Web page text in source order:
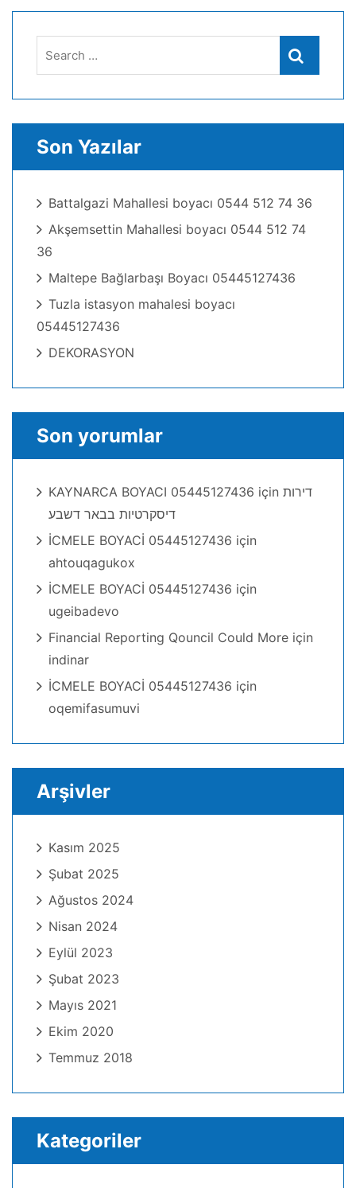
Search
Son Yazılar
Battalgazi Mahallesi boyacı 0544 512 74 36
Akşemsettin Mahallesi boyacı 0544 512 74
36
Maltepe Bağlarbaşı Boyacı 05445127436
Tuzla istasyon mahalesi boyacı
05445127436
DEKORASYON
Son yorumlar
KAYNARCA BOYACI 05445127436 için דירות
דיסקרטיות בבאר דשבע
İCMELE BOYACİ 05445127436 için
ahtouqagukox
İCMELE BOYACİ 05445127436 için
ugeibadevo
Financial Reporting Qouncil Could More için
indinar
İCMELE BOYACİ 05445127436 için
oqemifasumuvi
Arşivler
Kasım 2025
Şubat 2025
Ağustos 2024
Nisan 2024
Eylül 2023
Şubat 2023
Mayıs 2021
Ekim 2020
Temmuz 2018
Kategoriler